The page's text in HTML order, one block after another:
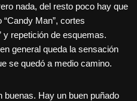
nada, del resto poco hay que
Man”, cortes
y repetición de esquemas.
general queda la sensación
se quedó a medio camino.
buenas. Hay un buen puñado